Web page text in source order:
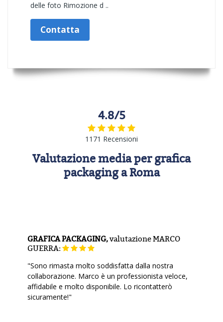
delle foto Rimozione d ..
Contatta
4.8/5
1171 Recensioni
Valutazione media per grafica
packaging a Roma
GRAFICA PACKAGING,valutazioneMARCO
GUERRA:
"Sono rimasta molto soddisfatta dalla nostra
collaborazione. Marco è un professionista veloce,
affidabile e molto disponibile. Lo ricontatterò
sicuramente!"